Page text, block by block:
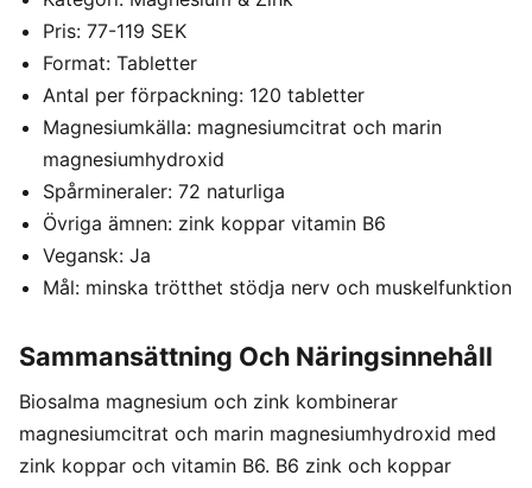
Pris: 77-119 SEK
Format: Tabletter
Antal per förpackning: 120 tabletter
Magnesiumkälla: magnesiumcitrat och marin
magnesiumhydroxid
Spårmineraler: 72 naturliga
Övriga ämnen: zink koppar vitamin B6
Vegansk: Ja
Mål: minska trötthet stödja nerv och muskelfunktion
Sammansättning Och Näringsinnehåll
Biosalma magnesium och zink kombinerar
magnesiumcitrat och marin magnesiumhydroxid med
zink koppar och vitamin B6. B6 zink och koppar